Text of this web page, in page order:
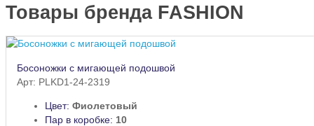
Товары бренда FASHION
Босоножки с мигающей подошвой
Арт: PLKD1-24-2319
Цвет: Фиолетовый
Пар в коробке: 10